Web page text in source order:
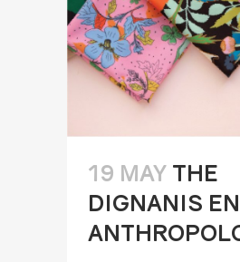
19 MAY THE
DIGNANIS EN